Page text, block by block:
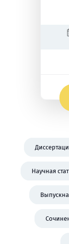
Научная